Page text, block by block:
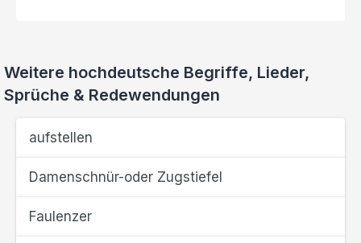
Weitere hochdeutsche Begriffe, Lieder,
Sprüche & Redewendungen
aufstellen
Damenschnür-oder Zugstiefel
Faulenzer